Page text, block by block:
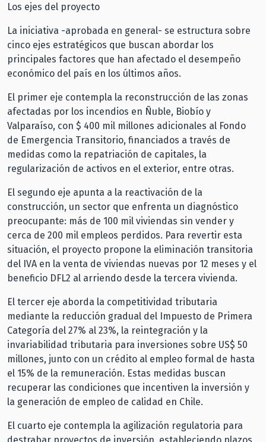
Los ejes del proyecto
La iniciativa -aprobada en general- se estructura sobre
cinco ejes estratégicos que buscan abordar los
principales factores que han afectado el desempeño
económico del país en los últimos años.
El primer eje contempla la reconstrucción de las zonas
afectadas por los incendios en Ñuble, Biobío y
Valparaíso, con $ 400 mil millones adicionales al Fondo
de Emergencia Transitorio, financiados a través de
medidas como la repatriación de capitales, la
regularización de activos en el exterior, entre otras.
El segundo eje apunta a la reactivación de la
construcción, un sector que enfrenta un diagnóstico
preocupante: más de 100 mil viviendas sin vender y
cerca de 200 mil empleos perdidos. Para revertir esta
situación, el proyecto propone la eliminación transitoria
del IVA en la venta de viviendas nuevas por 12 meses y el
beneficio DFL2 al arriendo desde la tercera vivienda.
El tercer eje aborda la competitividad tributaria
mediante la reducción gradual del Impuesto de Primera
Categoría del 27% al 23%, la reintegración y la
invariabilidad tributaria para inversiones sobre US$ 50
millones, junto con un crédito al empleo formal de hasta
el 15% de la remuneración. Estas medidas buscan
recuperar las condiciones que incentiven la inversión y
la generación de empleo de calidad en Chile.
El cuarto eje contempla la agilización regulatoria para
destrabar proyectos de inversión, estableciendo plazos